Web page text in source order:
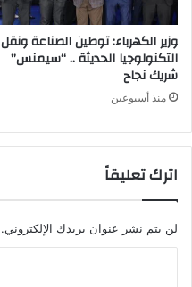
وزير الكهرباء: توطين الصناعة ونقل
التكنولوجيا الحديثة .. “سيمنس”
شريك نجاح
منذ أسبوعين
اترك تعليقاً
لن يتم نشر عنوان بريدك الإلكتروني.